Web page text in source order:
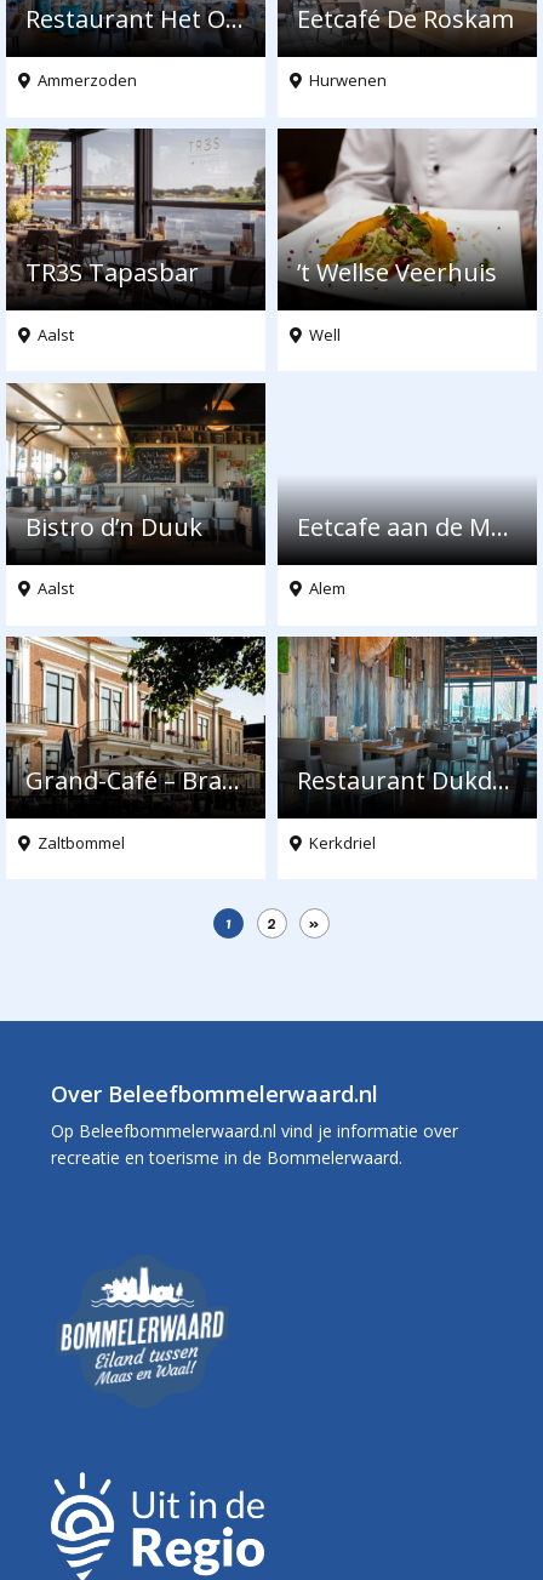
Restaurant Het Oude Veerhuis
Ammerzoden
Eetcafé De Roskam
Hurwenen
TR3S Tapasbar
Aalst
’t Wellse Veerhuis
Well
Bistro d’n Duuk
Aalst
Eetcafe aan de Maas
Alem
Grand-Café – Brasserie – Restaurant de Verdraagzaamheid
Zaltbommel
Restaurant Dukdalf
Kerkdriel
1 2 »
Over Beleefbommelerwaard.nl
Op Beleefbommelerwaard.nl vind je informatie over
recreatie en toerisme in de Bommelerwaard.